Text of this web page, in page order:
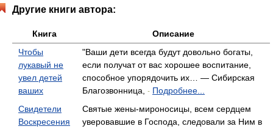
Другие книги автора:
Книга
Описание
Чтобы
лукавый не
увел детей
ваших
"Ваши дети всегда будут довольно богаты,
если получат от вас хорошее воспитание,
способное упорядочить их… — Сибирская
Благозвонница,
- Подробнее...
Свидетели
Воскресения
Святые жены-мироносицы, всем сердцем
уверовавшие в Господа, следовали за Ним в